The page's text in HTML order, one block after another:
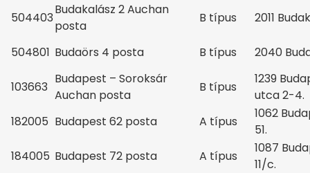
504403
Budakalász 2 Auchan
posta
B típus 2011
504801 Budaörs 4 posta B típus 2040
103663
Budapest – Soroksár
Auchan posta
B típus
1239
utca 2-4.
182005 Budapest 62 posta A típus
1062
51.
184005 Budapest 72 posta A típus
1087
11/c.